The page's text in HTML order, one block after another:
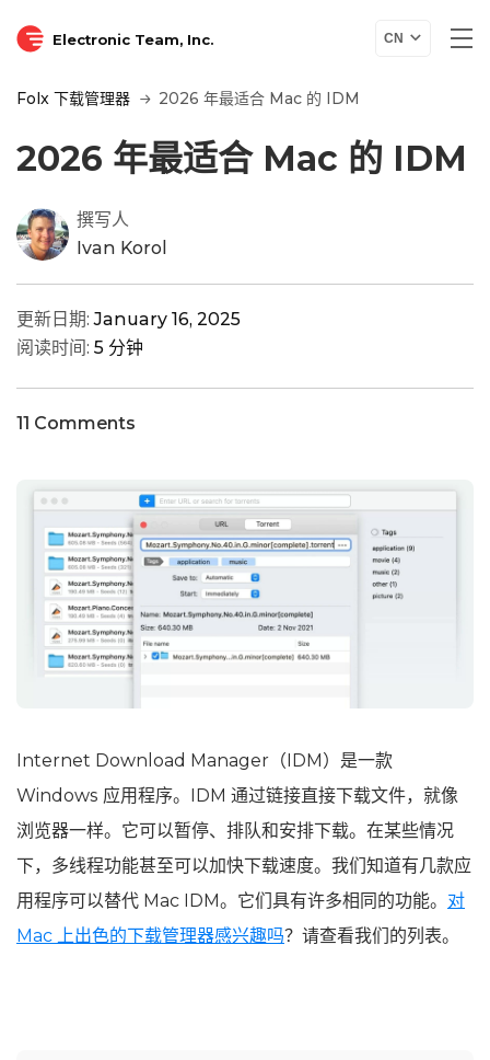
Electronic Team, Inc. CN
Folx 下载管理器 2026 年最适合 Mac 的 IDM
2026 年最适合 Mac 的 IDM
撰写人
Ivan Korol
更新日期:January 16, 2025
阅读时间: 5 分钟
11 Comments
Internet Download Manager（IDM）是一款
Windows 应用程序。IDM 通过链接直接下载文件，就像
浏览器一样。它可以暂停、排队和安排下载。在某些情况
下，多线程功能甚至可以加快下载速度。我们知道有几款应
用程序可以替代 Mac IDM。它们具有许多相同的功能。 对
Mac 上出色的下载管理器感兴趣吗？请查看我们的列表。